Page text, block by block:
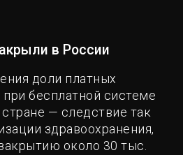
в России
доли платных
бесплатной системе
— следствие так
здравоохранения,
около 30 тыс.